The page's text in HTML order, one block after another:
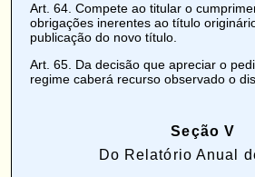
Art. 64. Compete ao titular o
obrigações inerentes ao título
publicação do novo título.
Art. 65. Da decisão que apreciar o
regime caberá recurso observado o
Seção V
Do Relatório Anual